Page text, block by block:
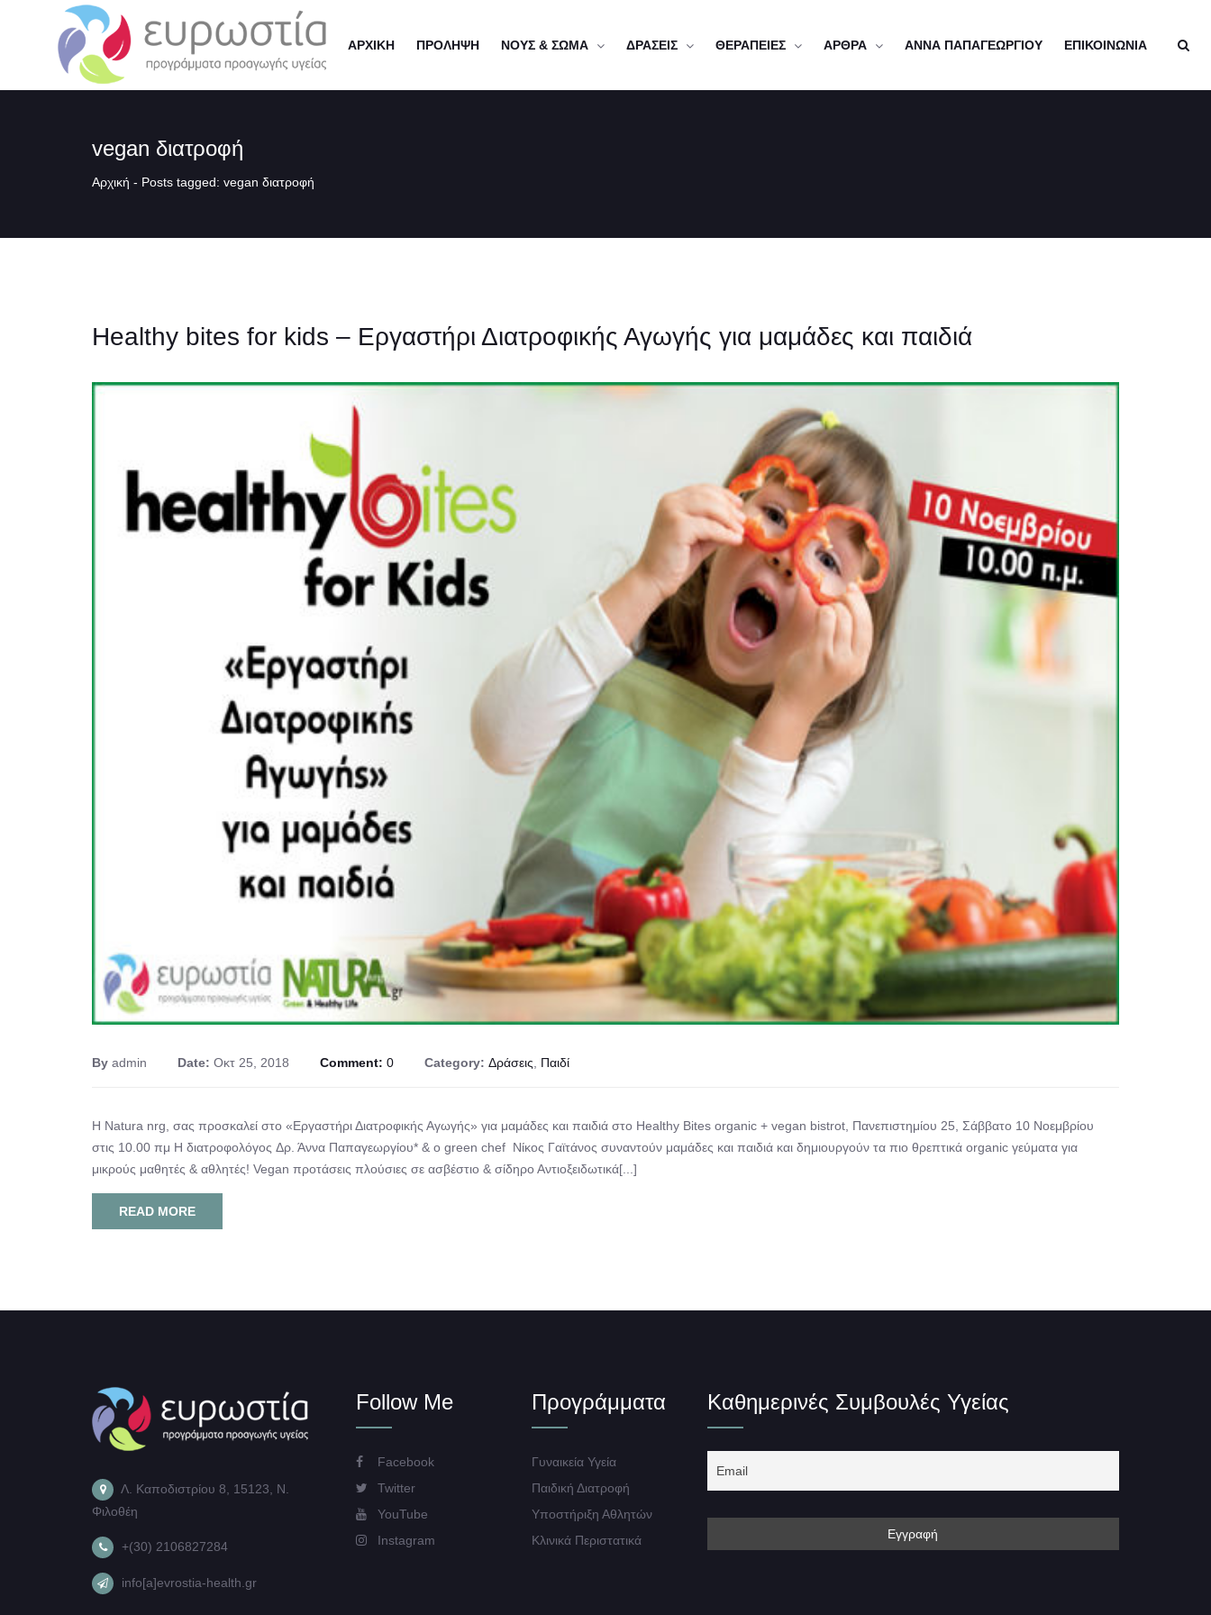
ΑΡΧΙΚΗ ΠΡΟΛΗΨΗ ΝΟΥΣ & ΣΩΜΑ ΔΡΑΣΕΙΣ ΘΕΡΑΠΕΙΕΣ ΑΡΘΡΑ ΑΝΝΑ ΠΑΠΑΓΕΩΡΓΙΟΥ ΕΠΙΚΟΙΝΩΝΙΑ
vegan διατροφή
Αρχική - Posts tagged: vegan διατροφή
Healthy bites for kids – Εργαστήρι Διατροφικής Αγωγής για μαμάδες και παιδιά
By admin Date: Οκτ 25, 2018 Comment: 0 Category: Δράσεις Παιδί
Η Natura nrg, σας προσκαλεί στο «Εργαστήρι Διατροφικής Αγωγής» για μαμάδες και παιδιά στο Healthy Bites organic + vegan bistrot, Πανεπιστημίου 25, Σάββατο 10 Νοεμβρίου
στις 10.00 πμ Η διατροφολόγος Δρ. Άννα Παπαγεωργίου* & ο green chef Νίκος Γαϊτάνος συναντούν μαμάδες και παιδιά και δημιουργούν τα πιο θρεπτικά organic γεύματα για
μικρούς μαθητές & αθλητές! Vegan προτάσεις πλούσιες σε ασβέστιο & σίδηρο Αντιοξειδωτικά[...]
READ MORE
Λ. Καποδιστρίου 8, 15123, Ν.
Φιλοθέη
+(30) 2106827284
info[a]evrostia-health.gr
Follow Me
Facebook
Twitter
YouTube
Instagram
Προγράμματα
Γυναικεία Υγεία
Παιδική Διατροφή
Υποστήριξη Αθλητών
Κλινικά Περιστατικά
Καθημερινές Συμβουλές Υγείας